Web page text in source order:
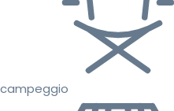
campeggio